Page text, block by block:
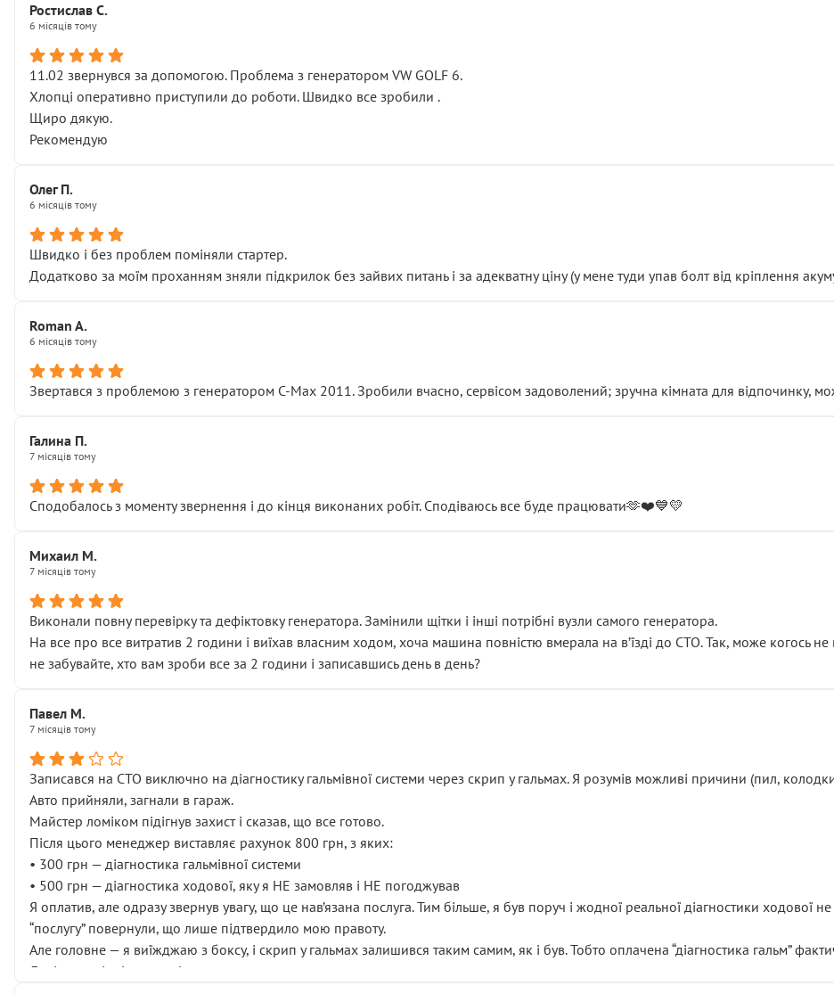
Ростислав С.
6 місяців тому
11.02 звернувся за допомогою. Проблема з генератором VW GOLF 6.
Хлопці оперативно приступили до роботи. Швидко все зробили .
Щиро дякую.
Рекомендую
Олег П.
6 місяців тому
Швидко і без проблем поміняли стартер.
Додатково за моїм проханням зняли підкрилок без зайвих питань і за адекватну ціну (у мене туди упав болт від кріплення
Roman A.
6 місяців тому
Звертався з проблемою з генератором C-Max 2011. Зробили вчасно, сервісом задоволений; зручна кімната для відпочинку,
Галина П.
7 місяців тому
Сподобалось з моменту звернення і до кінця виконаних робіт. Сподіваюсь все буде працювати🫶❤️💙💛
Михаил М.
7 місяців тому
Виконали повну перевірку та дефіктовку генератора. Замінили щітки і інші потрібні вузли самого генератора.
На все про все витратив 2 години і виїхав власним ходом, хоча машина повністю вмерала на вʼїзді до СТО. Так, може когось
не забувайте, хто вам зроби все за 2 години і записавшись день в день?
Павел М.
7 місяців тому
Записався на СТО виключно на діагностику гальмівної системи через скрип у гальмах. Я розумів можливі причини (пил,
Авто прийняли, загнали в гараж.
Майстер ломіком підігнув захист і сказав, що все готово.
Після цього менеджер виставляє рахунок 800 грн, з яких:
• 300 грн — діагностика гальмівної системи
• 500 грн — діагностика ходової, яку я НЕ замовляв і НЕ погоджував
Я оплатив, але одразу звернув увагу, що це нав’язана послуга. Тим більше, я був поруч і жодної реальної діагностики ходової
“послугу” повернули, що лише підтвердило мою правоту.
Але головне — я виїжджаю з боксу, і скрип у гальмах залишився таким самим, як і був. Тобто оплачена “діагностика гальм”
Далі ситуація тільки погіршилась: